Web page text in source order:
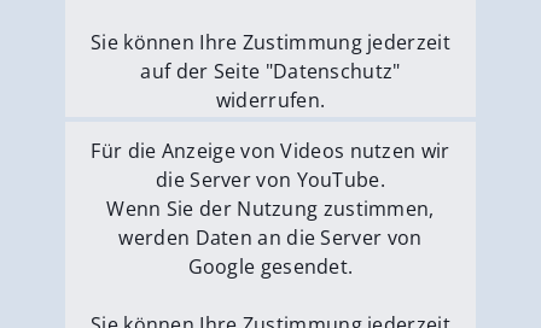
Sie können Ihre Zustimmung jederzeit
auf der Seite "Datenschutz"
widerrufen.
Externe Medien erlauben
Für die Anzeige von Videos nutzen wir
die Server von YouTube.
Wenn Sie der Nutzung zustimmen,
werden Daten an die Server von
Google gesendet.